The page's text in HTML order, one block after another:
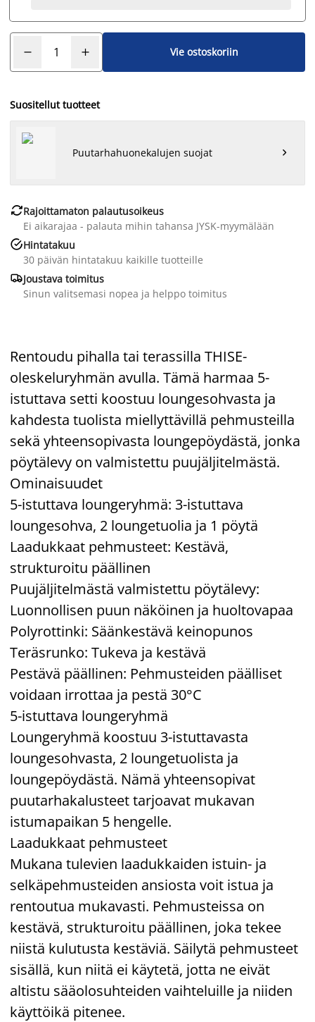
Vie ostoskoriin
Suositellut tuotteet
Puutarhahuonekalujen suojat 
Rajoittamaton palautusoikeus
Ei aikarajaa - palauta mihin tahansa JYSK-myymälään
Hintatakuu
30 päivän hintatakuu kaikille tuotteille
Joustava toimitus
Sinun valitsemasi nopea ja helppo toimitus
Rentoudu pihalla tai terassilla THISE-
oleskeluryhmän avulla. Tämä harmaa 5-
istuttava setti koostuu loungesohvasta ja
kahdesta tuolista miellyttävillä pehmusteilla
sekä yhteensopivasta loungepöydästä, jonka
pöytälevy on valmistettu puujäljitelmästä.
Ominaisuudet
5-istuttava loungeryhmä: 3-istuttava
loungesohva, 2 loungetuolia ja 1 pöytä
Laadukkaat pehmusteet: Kestävä,
strukturoitu päällinen
Puujäljitelmästä valmistettu pöytälevy:
Luonnollisen puun näköinen ja huoltovapaa
Polyrottinki: Säänkestävä keinopunos
Teräsrunko: Tukeva ja kestävä
Pestävä päällinen: Pehmusteiden päälliset
voidaan irrottaa ja pestä 30°C
5-istuttava loungeryhmä
Loungeryhmä koostuu 3-istuttavasta
loungesohvasta, 2 loungetuolista ja
loungepöydästä. Nämä yhteensopivat
puutarhakalusteet tarjoavat mukavan
istumapaikan 5 hengelle.
Laadukkaat pehmusteet
Mukana tulevien laadukkaiden istuin- ja
selkäpehmusteiden ansiosta voit istua ja
rentoutua mukavasti. Pehmusteissa on
kestävä, strukturoitu päällinen, joka tekee
niistä kulutusta kestäviä. Säilytä pehmusteet
sisällä, kun niitä ei käytetä, jotta ne eivät
altistu sääolosuhteiden vaihteluille ja niiden
käyttöikä pitenee.